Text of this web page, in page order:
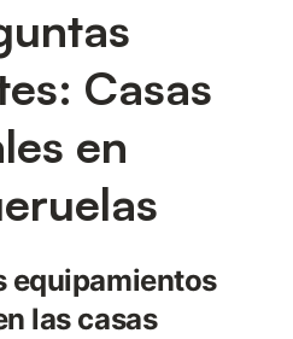
Casas
en
equipamientos
las casas